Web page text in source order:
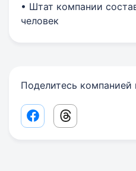
• Штат компании
человек
Поделитесь компанией
Facebook share link
Threads share